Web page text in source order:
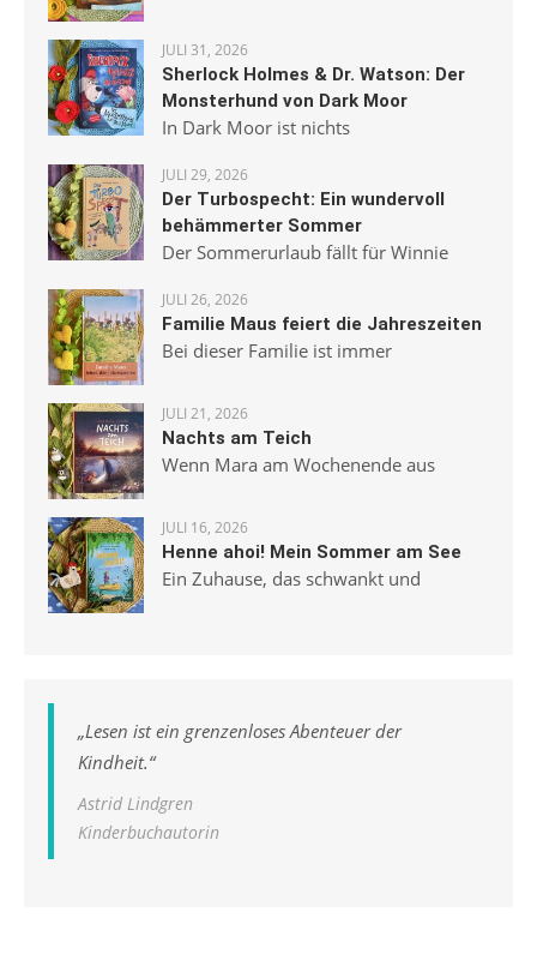
JULI 31, 2026
Sherlock Holmes & Dr. Watson: Der
Monsterhund von Dark Moor
In Dark Moor ist nichts
JULI 29, 2026
Der Turbospecht: Ein wundervoll
behämmerter Sommer
Der Sommerurlaub fällt für Winnie
JULI 26, 2026
Familie Maus feiert die Jahreszeiten
Bei dieser Familie ist immer
JULI 21, 2026
Nachts am Teich
Wenn Mara am Wochenende aus
JULI 16, 2026
Henne ahoi! Mein Sommer am See
Ein Zuhause, das schwankt und
„Lesen ist ein grenzenloses Abenteuer der
Kindheit.“
Astrid Lindgren
Kinderbuchautorin